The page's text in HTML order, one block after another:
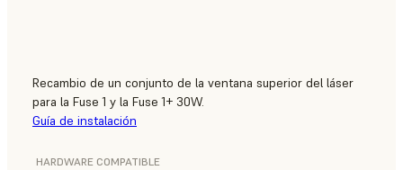
Recambio de un conjunto de la ventana superior del láser
para la Fuse 1 y la Fuse 1+ 30W.
Guía de instalación
HARDWARE COMPATIBLE